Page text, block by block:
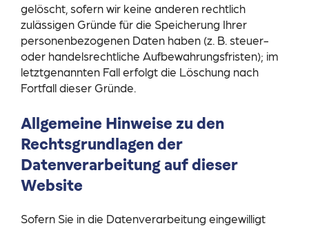
gelöscht, sofern wir keine anderen rechtlich
zulässigen Gründe für die Speicherung Ihrer
personenbezogenen Daten haben (z. B. steuer-
oder handelsrechtliche Aufbewahrungsfristen); im
letztgenannten Fall erfolgt die Löschung nach
Fortfall dieser Gründe.
Allgemeine Hinweise zu den
Rechtsgrundlagen der
Datenverarbeitung auf dieser
Website
Sofern Sie in die Datenverarbeitung eingewilligt